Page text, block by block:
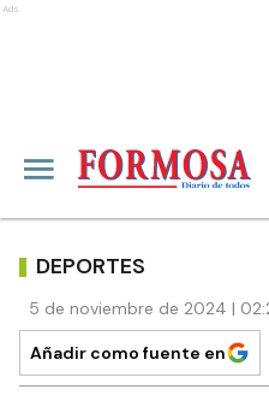
Ads
DEPORTES
5 de noviembre de 2024 |
Añadir como fuente en